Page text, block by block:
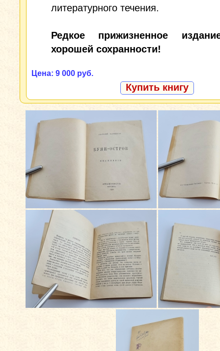
литературного течения.
Редкое прижизненное
хорошей сохранности!
Цена: 9 000 руб.
Купить книгу